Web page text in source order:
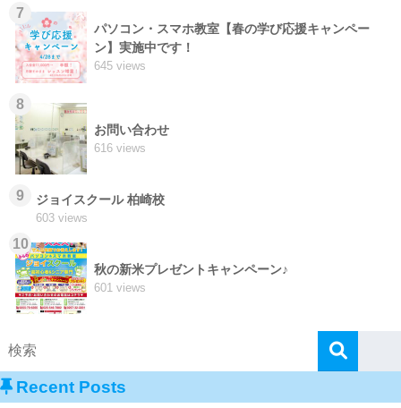
7
パソコン・スマホ教室【春の学び応援キャンペー
ン】実施中です！
645 views
8
お問い合わせ
616 views
9 ジョイスクール 柏崎校
603 views
10
秋の新米プレゼントキャンペーン♪
601 views
Recent Posts